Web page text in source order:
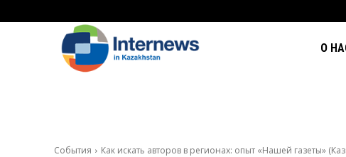
О
События Как искать авторов в регионах: опыт «Нашей газеты»